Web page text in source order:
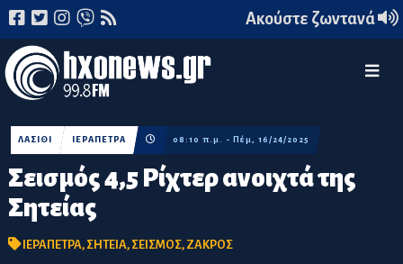
Ακούστε ζωντανά
Σεισμός 4,5 Ρίχτερ ανοιχτά της
Σητείας
ΛΑΣΙΘΙ ΙΕΡΑΠΕΤΡΑ 08:10 π.μ. - Πέμ, 16/24/2025
ΙΕΡΑΠΕΤΡΑ, ΣΗΤΕΙΑ, ΣΕΙΣΜΟΣ, ΖΑΚΡΟΣ